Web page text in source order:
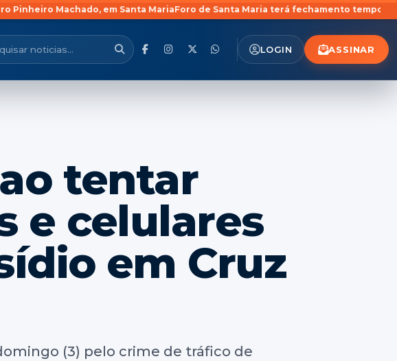
em Santa MariaForo de Santa Maria terá fechamento temporário de três
LOGIN ASSINAR
tentar
e celulares
em Cruz
(3) pelo crime de tráfico de